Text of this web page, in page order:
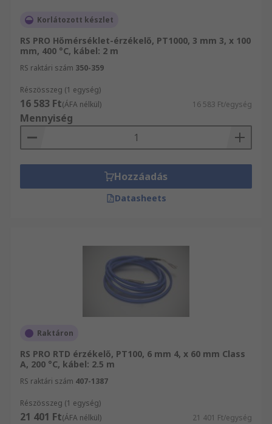
Korlátozott készlet
RS PRO Hőmérséklet-érzékelő, PT1000, 3 mm 3, x 100
mm, 400 °C, kábel: 2 m
RS raktári szám 350-359
Részösszeg (1 egység)
16 583 Ft(ÁFA nélkül) 16 583 Ft/egység
Mennyiség
Hozzáadás
Datasheets
Raktáron
RS PRO RTD érzékelő, PT100, 6 mm 4, x 60 mm Class
A, 200 °C, kábel: 2.5 m
RS raktári szám 407-1387
Részösszeg (1 egység)
21 401 Ft(ÁFA nélkül) 21 401 Ft/egység